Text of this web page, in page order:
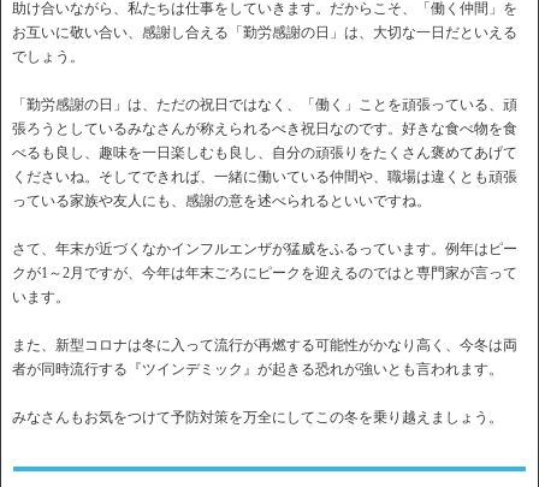
助け合いながら、私たちは仕事をしていきます。だからこそ、「働く仲間」を
お互いに敬い合い、感謝し合える「勤労感謝の日」は、大切な一日だといえる
でしょう。
「勤労感謝の日」は、ただの祝日ではなく、「働く」ことを頑張っている、頑
張ろうとしているみなさんが称えられるべき祝日なのです。好きな食べ物を食
べるも良し、趣味を一日楽しむも良し、自分の頑張りをたくさん褒めてあげて
くださいね。そしてできれば、一緒に働いている仲間や、職場は違くとも頑張
っている家族や友人にも、感謝の意を述べられるといいですね。
さて、年末が近づくなかインフルエンザが猛威をふるっています。例年はピー
クが1～2月ですが、今年は年末ごろにピークを迎えるのではと専門家が言って
います。
また、新型コロナは冬に入って流行が再燃する可能性がかなり高く、今冬は両
者が同時流行する『ツインデミック』が起きる恐れが強いとも言われます。
みなさんもお気をつけて予防対策を万全にしてこの冬を乗り越えましょう。